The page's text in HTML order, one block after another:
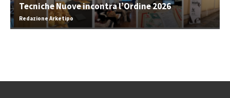
Tecniche Nuove incontra l’Ordine 2026
Redazione Arketipo